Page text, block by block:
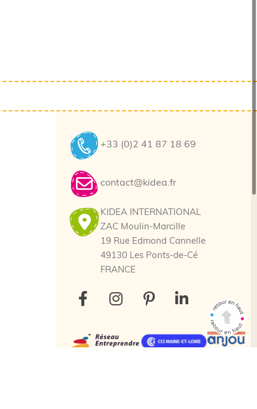
+33 (0)2 41 87 18 69
contact@kidea.fr
KIDEA INTERNATIONAL
ZAC Moulin-Marcille
19 Rue Edmond Cannelle
49130 Les Ponts-de-Cé
FRANCE